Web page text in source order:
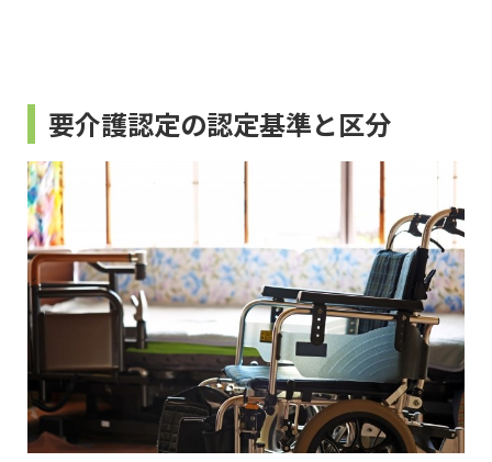
要介護認定の認定基準と区分